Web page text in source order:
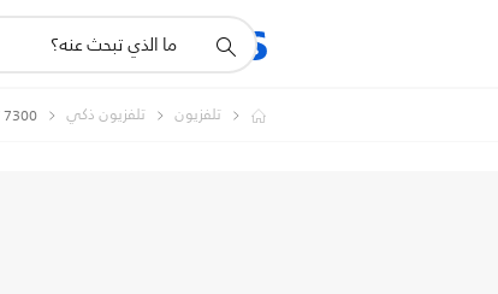
المنتجات
أيقونة
دعم
تلفزيون تلفزيون ذكي 7300 series Google TV فائق الوضوح بدقة 4K